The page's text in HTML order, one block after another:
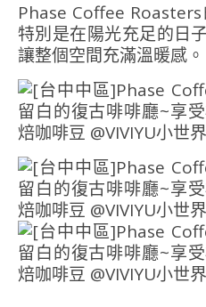
Phase Coffee
特別是在陽光充足的日
讓整個空間充滿溫暖感。